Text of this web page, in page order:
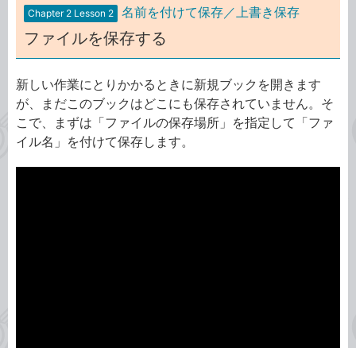
Chapter 2 Lesson 2 名前を付けて保存／上書き保存
ファイルを保存する
新しい作業にとりかかるときに新規ブックを開きます
が、まだこのブックはどこにも保存されていません。そ
こで、まずは「ファイルの保存場所」を指定して「ファ
イル名」を付けて保存します。